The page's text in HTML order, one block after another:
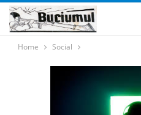
Home Social